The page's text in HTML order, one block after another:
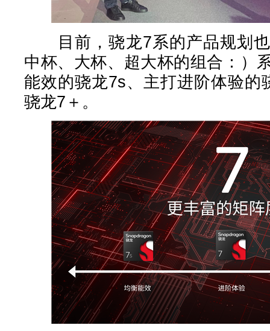
目前，骁龙7系的产品规划也
中杯、大杯、超大杯的组合：）
能效的骁龙7s、主打进阶体验的
骁龙7＋。